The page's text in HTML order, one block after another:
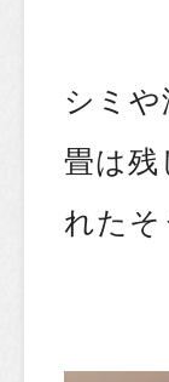
シミ
畳は
れたそ